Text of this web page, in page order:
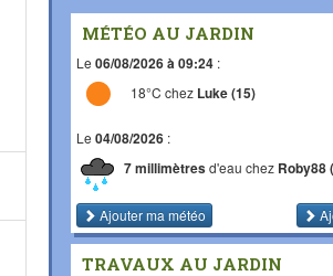
MÉTÉO AU JARDIN
Le 06/08/2026 à 09:24 :
18°C chez Luke (15)
Le 04/08/2026 :
7 millimètresd'eau chez Roby88
Ajouter ma météo
TRAVAUX AU JARDIN